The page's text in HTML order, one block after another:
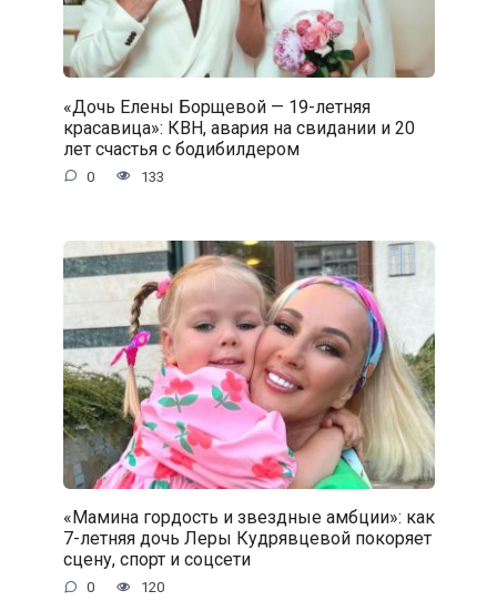
«Дочь Елены Борщевой — 19-летняя
красавица»: КВН, авария на свидании и 20
лет счастья с бодибилдером
0 133
«Мамина гордость и звездные амбции»: как
7-летняя дочь Леры Кудрявцевой покоряет
сцену, спорт и соцсети
0 120